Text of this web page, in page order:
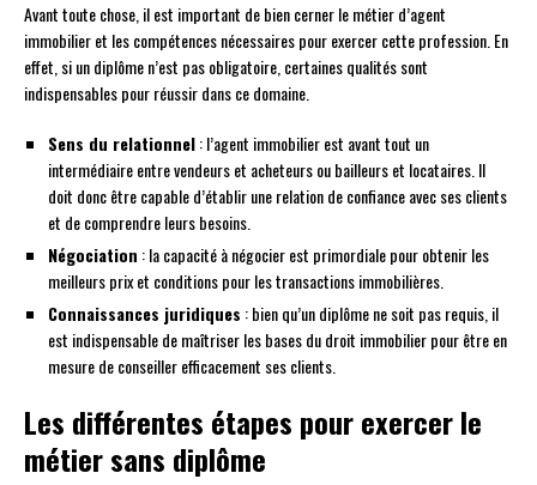
Avant toute chose, il est important de bien cerner le métier d’agent
immobilier et les compétences nécessaires pour exercer cette profession. En
effet, si un diplôme n’est pas obligatoire, certaines qualités sont
indispensables pour réussir dans ce domaine.
Sens du relationnel: l’agent immobilier est avant tout un
intermédiaire entre vendeurs et acheteurs ou bailleurs et locataires. Il
doit donc être capable d’établir une relation de confiance avec ses clients
et de comprendre leurs besoins.
Négociation : la capacité à négocier est primordiale pour obtenir les
meilleurs prix et conditions pour les transactions immobilières.
Connaissances juridiques : bien qu’un diplôme ne soit pas requis, il
est indispensable de maîtriser les bases du droit immobilier pour être en
mesure de conseiller efficacement ses clients.
Les différentes étapes pour exercer le
métier sans diplôme